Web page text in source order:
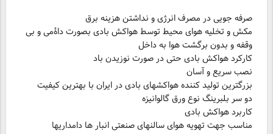
مکش و تخلیه هوای محیط توسط هواکش بادی بصورت داۀمی و بی
نصب سریع و آسان
دو سر بلبرینگ نوع ورق گالوانیزه
کاربرد هواکش بادی
مناسب جهت تهویه هوای سالنهای صنعتی انبار ها دامداریها